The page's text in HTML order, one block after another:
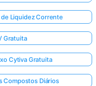
Liquidez Corrente
Gratuita
Cytiva Gratuita
Compostos Diários